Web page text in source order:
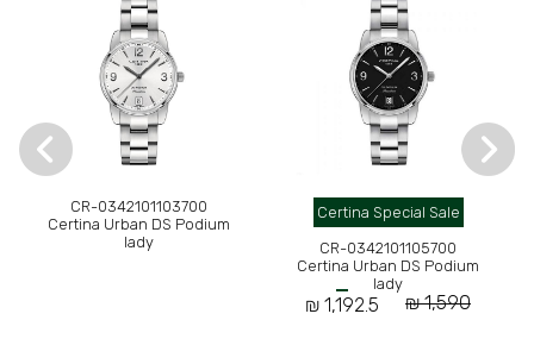
Certina Special Sale
CR-0342101105700
Certina Urban DS Podium
lady
1,590 ₪
1,192.5 ₪
CR-0342101103700
Certina Urban DS Podium
lady